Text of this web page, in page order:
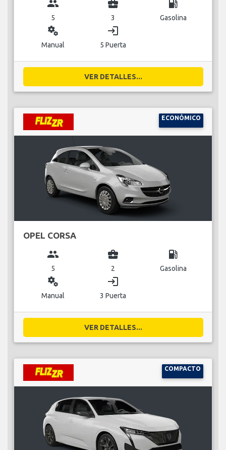
group
5
business_center
3
local_gas_station
Gasolina
miscellaneous_services
Manual
login
5 Puerta
VER DETALLES...
ECONÓMICO
OPEL CORSA
group
5
business_center
2
local_gas_station
Gasolina
miscellaneous_services
Manual
login
3 Puerta
VER DETALLES...
COMPACTO